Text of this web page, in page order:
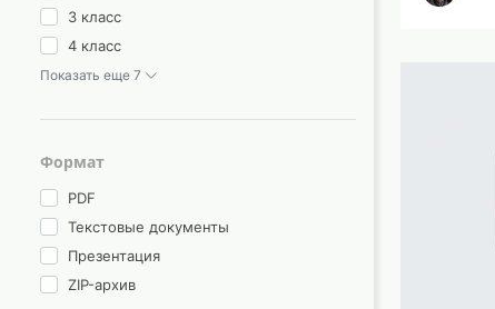
3 класс
4 класс
Показать еще 7
Формат
PDF
Текстовые документы
Презентация
ZIP-архив